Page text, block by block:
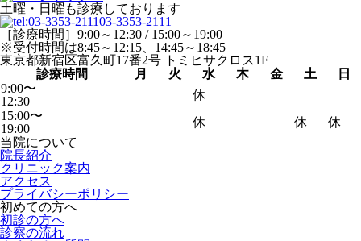
土曜・日曜も診療しております
03-3353-2111
［診療時間］9:00～12:30 / 15:00～19:00
※受付時間は8:45～12:15、14:45～18:45
東京都新宿区富久町17番2号 トミヒサクロス1F
診療時間
月 火 水 木 金 土
日
9:00〜
12:30
休
15:00〜
19:00
休 休
休
当院について
院長紹介
クリニック案内
アクセス
プライバシーポリシー
初めての方へ
初診の方へ
診察の流れ